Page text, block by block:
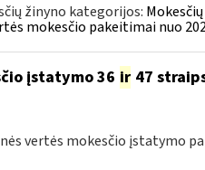
žinyno kategorijos:
mokesčio pakeitimai nuo
įstatymo 36 ir47
vertės mokesčio įstatymo